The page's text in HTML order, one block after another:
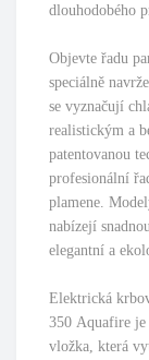
dlouhodobého
Objevte řadu
speciálně
se vyznačují
realistickým a
patentovanou
profesionální
plamene.
nabízejí
elegantní a
Elektrická
350 Aquafire je
vložka, která